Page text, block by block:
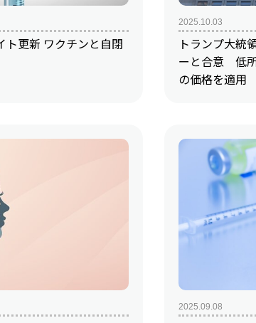
ト更新 ワクチンと自閉
2025.10.03
トランプ大統
ーと合意 低
の価格を適用
2025.09.08